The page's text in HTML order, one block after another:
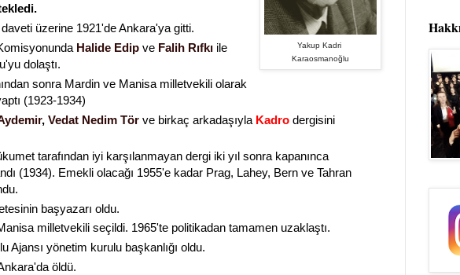
Yakup Kadri
Karaosmanoğlu
üzerine 1921'de Ankara'ya gitti.
Halide Edipve Falih Rıfkıile
dolaştı.
sonra Mardin ve Manisa milletvekili olarak
(1923-1934)
, Vedat Nedim Tör ve birkaç arkadaşıyla Kadrodergisini
tarafından iyi karşılanmayan dergi iki yıl sonra kapanınca
(1934). Emekli olacağı 1955'e kadar Prag, Lahey, Bern ve Tahran
başyazarı oldu.
milletvekili seçildi. 1965'te politikadan tamamen uzaklaştı.
Ajansı yönetim kurulu başkanlığı oldu.
öldü.